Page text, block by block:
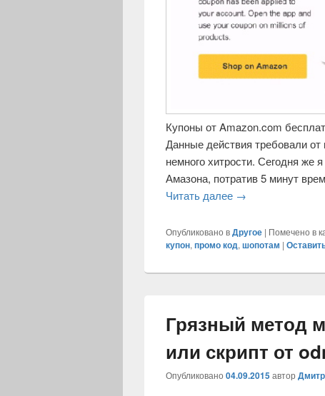
Купоны от Amazon.com
Данные действия требовали от
немного хитрости. Сегодня же
Амазона, потратив 5 минут
Читать далее Получить
→
Опубликовано вДругое | Помечено в
купон, промо код, шопотам |
Грязный метод
или скрипт от
Опубликовано 04.09.2015автор